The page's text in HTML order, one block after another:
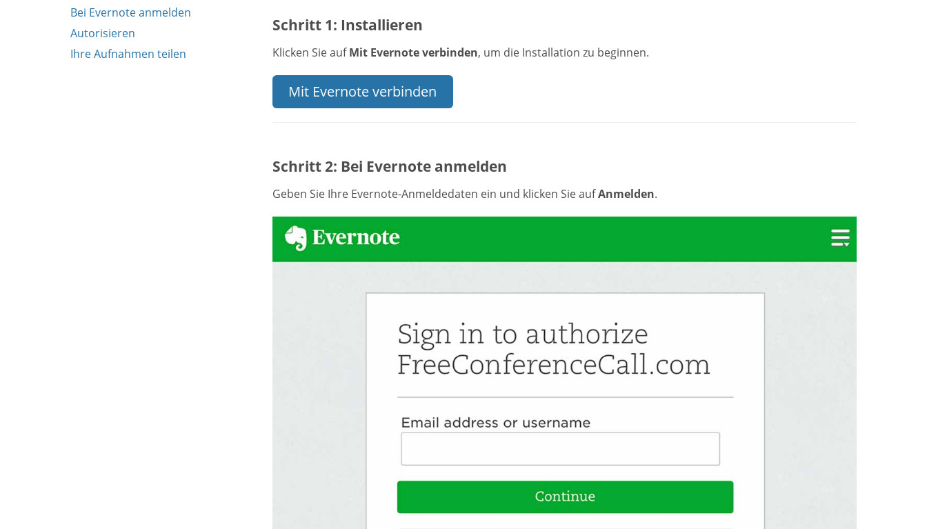
Bei Evernote anmelden
Autorisieren
Ihre Aufnahmen teilen
Schritt 1: Installieren
Klicken Sie aufMit Evernote verbinden, um die Installation zu beginnen.
Mit Evernote verbinden
Schritt 2: Bei Evernote anmelden
Geben Sie Ihre Evernote-Anmeldedaten ein und klicken Sie aufAnmelden.